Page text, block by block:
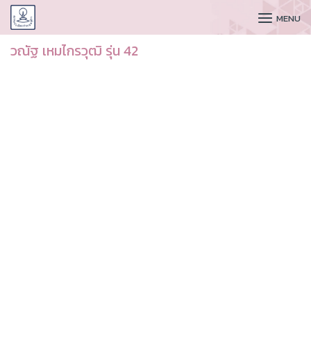
CUDAA MENU
วณัฐ เหมไกรวุฒิ รุ่น 42